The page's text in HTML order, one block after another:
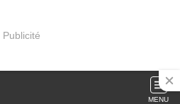
Publicité
MENU